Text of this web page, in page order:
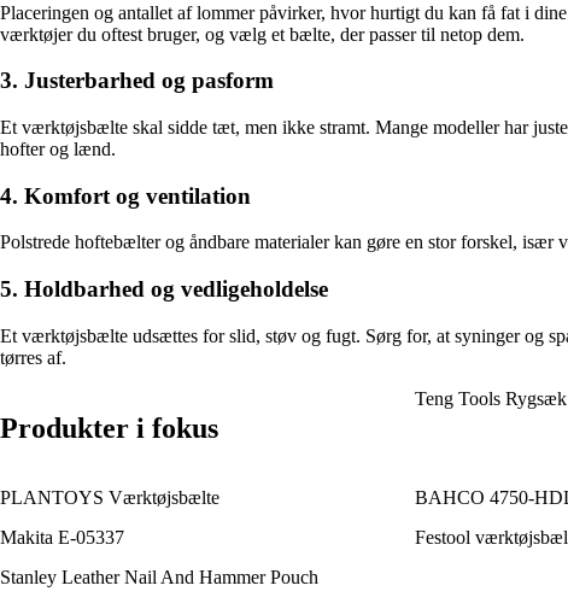
Placeringen og antallet af lommer påvirker, hvor hurtigt du kan få fat i
værktøjer du oftest bruger, og vælg et bælte, der passer til netop dem.
3. Justerbarhed og pasform
Et værktøjsbælte skal sidde tæt, men ikke stramt. Mange modeller har
hofter og lænd.
4. Komfort og ventilation
Polstrede hoftebælter og åndbare materialer kan gøre en stor forskel,
5. Holdbarhed og vedligeholdelse
Et værktøjsbælte udsættes for slid, støv og fugt. Sørg for, at syninger og
tørres af.
Produkter i fokus
Teng Tools
PLANTOYS Værktøjsbælte BAHCO 4750-
Makita E-05337
Festool
Stanley Leather Nail And Hammer Pouch